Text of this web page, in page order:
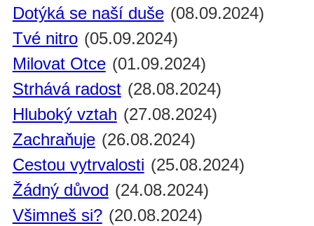
Dotýká se naší duše (08.09.2024)
Tvé nitro (05.09.2024)
Milovat Otce (01.09.2024)
Strhává radost (28.08.2024)
Hluboký vztah (27.08.2024)
Zachraňuje (26.08.2024)
Cestou vytrvalosti (25.08.2024)
Žádný důvod (24.08.2024)
Všimneš si? (20.08.2024)